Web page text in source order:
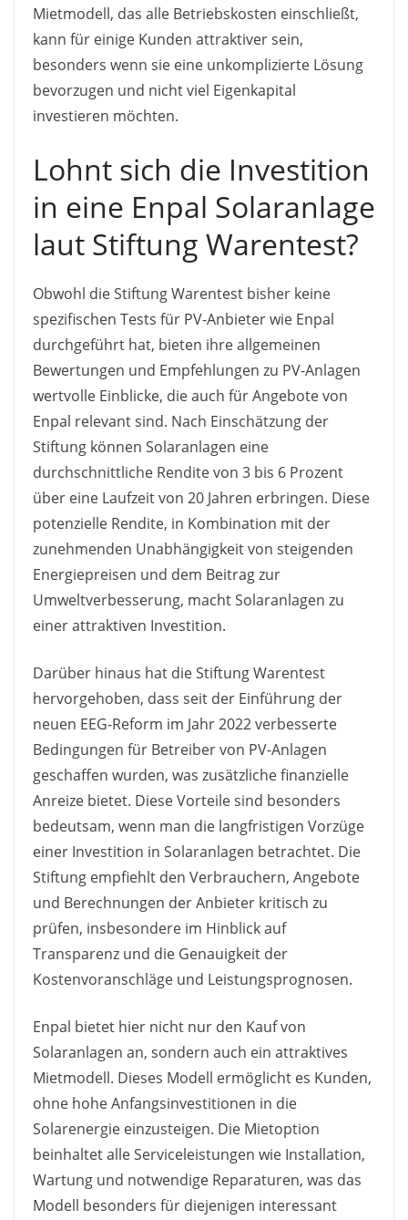
Mietmodell, das alle Betriebskosten einschließt,
kann für einige Kunden attraktiver sein,
besonders wenn sie eine unkomplizierte Lösung
bevorzugen und nicht viel Eigenkapital
investieren möchten.
Lohnt sich die Investition
in eine Enpal Solaranlage
laut Stiftung Warentest?
Obwohl die Stiftung Warentest bisher keine
spezifischen Tests für PV-Anbieter wie Enpal
durchgeführt hat, bieten ihre allgemeinen
Bewertungen und Empfehlungen zu PV-Anlagen
wertvolle Einblicke, die auch für Angebote von
Enpal relevant sind. Nach Einschätzung der
Stiftung können Solaranlagen eine
durchschnittliche Rendite von 3 bis 6 Prozent
über eine Laufzeit von 20 Jahren erbringen. Diese
potenzielle Rendite, in Kombination mit der
zunehmenden Unabhängigkeit von steigenden
Energiepreisen und dem Beitrag zur
Umweltverbesserung, macht Solaranlagen zu
einer attraktiven Investition.
Darüber hinaus hat die Stiftung Warentest
hervorgehoben, dass seit der Einführung der
neuen EEG-Reform im Jahr 2022 verbesserte
Bedingungen für Betreiber von PV-Anlagen
geschaffen wurden, was zusätzliche finanzielle
Anreize bietet. Diese Vorteile sind besonders
bedeutsam, wenn man die langfristigen Vorzüge
einer Investition in Solaranlagen betrachtet. Die
Stiftung empfiehlt den Verbrauchern, Angebote
und Berechnungen der Anbieter kritisch zu
prüfen, insbesondere im Hinblick auf
Transparenz und die Genauigkeit der
Kostenvoranschläge und Leistungsprognosen.
Enpal bietet hier nicht nur den Kauf von
Solaranlagen an, sondern auch ein attraktives
Mietmodell. Dieses Modell ermöglicht es Kunden,
ohne hohe Anfangsinvestitionen in die
Solarenergie einzusteigen. Die Mietoption
beinhaltet alle Serviceleistungen wie Installation,
Wartung und notwendige Reparaturen, was das
Modell besonders für diejenigen interessant